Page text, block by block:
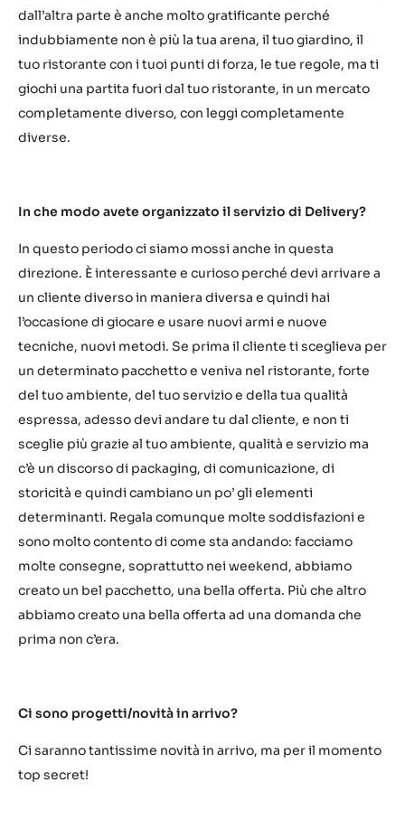
dall’altra parte è anche molto gratificante perché
indubbiamente non è più la tua arena, il tuo giardino, il
tuo ristorante con i tuoi punti di forza, le tue regole, ma ti
giochi una partita fuori dal tuo ristorante, in un mercato
completamente diverso, con leggi completamente
diverse.
In che modo avete organizzato il servizio di Delivery?
In questo periodo ci siamo mossi anche in questa
direzione. È interessante e curioso perché devi arrivare a
un cliente diverso in maniera diversa e quindi hai
l’occasione di giocare e usare nuovi armi e nuove
tecniche, nuovi metodi. Se prima il cliente ti sceglieva per
un determinato pacchetto e veniva nel ristorante, forte
del tuo ambiente, del tuo servizio e della tua qualità
espressa, adesso devi andare tu dal cliente, e non ti
sceglie più grazie al tuo ambiente, qualità e servizio ma
c’è un discorso di packaging, di comunicazione, di
storicità e quindi cambiano un po’ gli elementi
determinanti. Regala comunque molte soddisfazioni e
sono molto contento di come sta andando: facciamo
molte consegne, soprattutto nei weekend, abbiamo
creato un bel pacchetto, una bella offerta. Più che altro
abbiamo creato una bella offerta ad una domanda che
prima non c’era.
Ci sono progetti/novità in arrivo?
Ci saranno tantissime novità in arrivo, ma per il momento
top secret!